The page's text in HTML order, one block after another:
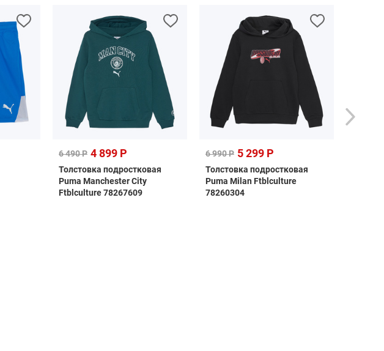
6 490 Р 4 899 Р
Толстовка подростковая
Puma Manchester City
Ftblculture 78267609
6 990 Р 5 299 Р
Толстовка подростковая
Puma Milan Ftblculture
78260304